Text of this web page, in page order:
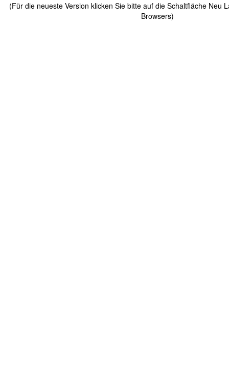
(Für die neueste Version klicken Sie bitte auf die Schaltfläche Neu
Browsers)